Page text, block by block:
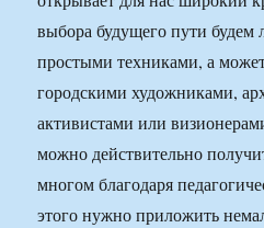
выбора будущего пути будем
простыми техниками, а
городскими художниками,
активистами или
можно действительно
многом благодаря
этого нужно приложить